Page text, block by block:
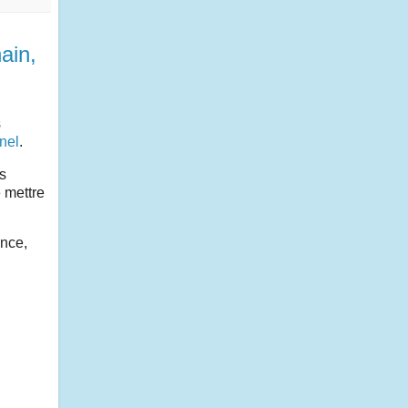
.
mettre